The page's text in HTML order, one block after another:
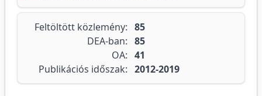
Feltöltött közlemény: 85
DEA-ban: 85
OA: 41
Publikációs időszak: 2012-2019